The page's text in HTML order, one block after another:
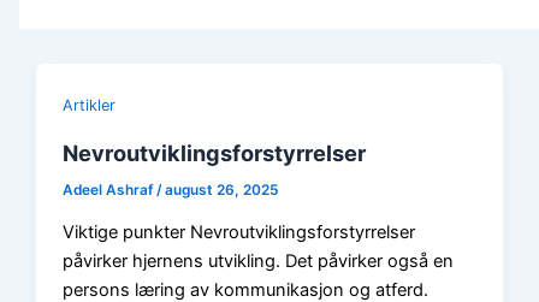
Artikler
Nevroutviklingsforstyrrelser
Adeel Ashraf /august 26, 2025
Viktige punkter Nevroutviklingsforstyrrelser
påvirker hjernens utvikling. Det påvirker også en
persons læring av kommunikasjon og atferd.